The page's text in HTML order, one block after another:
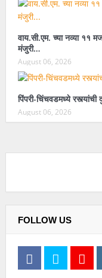
वाय.सी.एम. च्या नव्या ११
मंजुरी…
August 06, 2026
पिंपरी-चिंचवडमध्ये
August 06, 2026
FOLLOW US